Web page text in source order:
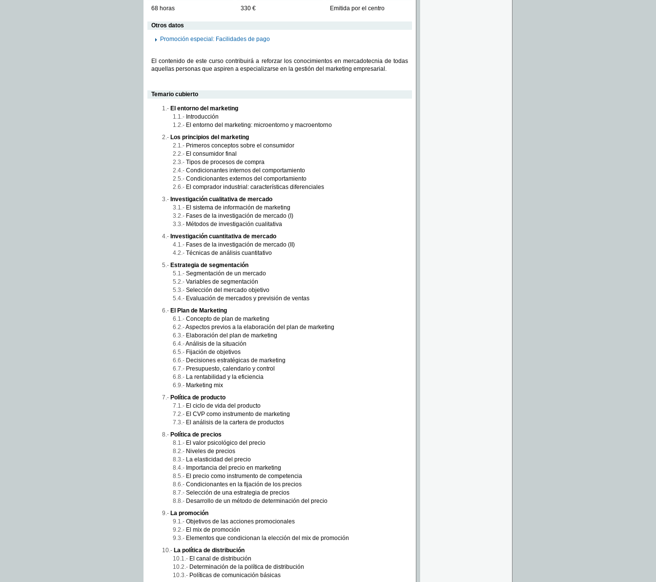
68 horas
330 €
Emitida por el centro
Otros datos
Promoción especial: Facilidades de pago
El contenido de este curso contribuirá a reforzar los conocimientos en mercadotecnia de todas
aquellas personas que aspiren a especializarse en la gestión del marketing empresarial.
Temario cubierto
El entorno del marketing
Introducción
El entorno del marketing: microentorno y macroentorno
Los principios del marketing
Primeros conceptos sobre el consumidor
El consumidor final
Tipos de procesos de compra
Condicionantes internos del comportamiento
Condicionantes externos del comportamiento
El comprador industrial: características diferenciales
Investigación cualitativa de mercado
El sistema de información de marketing
Fases de la investigación de mercado (I)
Métodos de investigación cualitativa
Investigación cuantitativa de mercado
Fases de la investigación de mercado (II)
Técnicas de análisis cuantitativo
Estrategia de segmentación
Segmentación de un mercado
Variables de segmentación
Selección del mercado objetivo
Evaluación de mercados y previsión de ventas
El Plan de Marketing
Concepto de plan de marketing
Aspectos previos a la elaboración del plan de marketing
Elaboración del plan de marketing
Análisis de la situación
Fijación de objetivos
Decisiones estratégicas de marketing
Presupuesto, calendario y control
La rentabilidad y la eficiencia
Marketing mix
Política de producto
El ciclo de vida del producto
El CVP como instrumento de marketing
El análisis de la cartera de productos
Política de precios
El valor psicológico del precio
Niveles de precios
La elasticidad del precio
Importancia del precio en marketing
El precio como instrumento de competencia
Condicionantes en la fijación de los precios
Selección de una estrategia de precios
Desarrollo de un método de determinación del precio
La promoción
Objetivos de las acciones promocionales
El mix de promoción
Elementos que condicionan la elección del mix de promoción
La política de distribución
El canal de distribución
Determinación de la política de distribución
Políticas de comunicación básicas